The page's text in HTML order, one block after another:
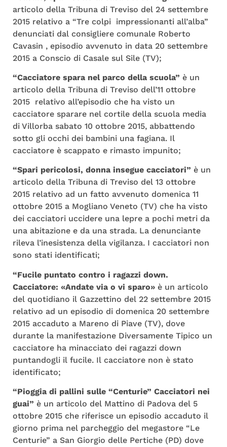
articolo della Tribuna di Treviso del 24 settembre
2015 relativo a “Tre colpi impressionanti all’alba”
denunciati dal consigliere comunale Roberto
Cavasin , episodio avvenuto in data 20 settembre
2015 a Conscio di Casale sul Sile (TV);
“Cacciatore spara nel parco della scuola” è un
articolo della Tribuna di Treviso dell’11 ottobre
2015 relativo all’episodio che ha visto un
cacciatore sparare nel cortile della scuola media
di Villorba sabato 10 ottobre 2015, abbattendo
sotto gli occhi dei bambini una fagiana. Il
cacciatore è scappato e rimasto impunito;
“Spari pericolosi, donna insegue cacciatori” è un
articolo della Tribuna di Treviso del 13 ottobre
2015 relativo ad un fatto avvenuto domenica 11
ottobre 2015 a Mogliano Veneto (TV) che ha visto
dei cacciatori uccidere una lepre a pochi metri da
una abitazione e da una strada. La denunciante
rileva l’inesistenza della vigilanza. I cacciatori non
sono stati identificati;
“Fucile puntato contro i ragazzi down.
Cacciatore: «Andate via o vi sparo» è un articolo
del quotidiano il Gazzettino del 22 settembre 2015
relativo ad un episodio di domenica 20 settembre
2015 accaduto a Mareno di Piave (TV), dove
durante la manifestazione Diversamente Tipico un
cacciatore ha minacciato dei ragazzi down
puntandogli il fucile. Il cacciatore non è stato
identificato;
“Pioggia di pallini sulle “Centurie” Cacciatori nei
guai” è un articolo del Mattino di Padova del 5
ottobre 2015 che riferisce un episodio accaduto il
giorno prima nel parcheggio del megastore “Le
Centurie” a San Giorgio delle Pertiche (PD) dove